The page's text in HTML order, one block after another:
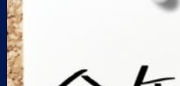
先輩とデートしたくて手段を選
後輩
…